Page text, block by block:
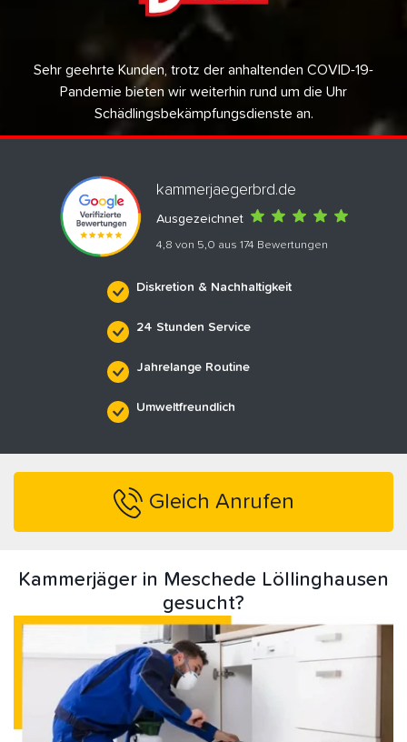
Sehr geehrte Kunden, trotz der anhaltenden COVID-19-
Pandemie bieten wir weiterhin rund um die Uhr
Schädlingsbekämpfungsdienste an.
kammerjaegerbrd.de
Ausgezeichnet
4,8 von 5,0 aus 174 Bewertungen
Diskretion & Nachhaltigkeit
24 Stunden Service
Jahrelange Routine
Umweltfreundlich
Gleich Anrufen
Kammerjäger in Meschede Löllinghausen
gesucht?